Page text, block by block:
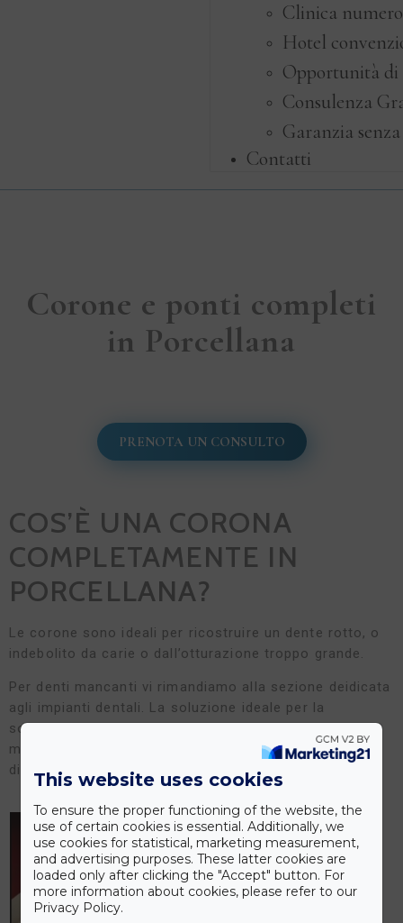
Clinica
Hotel
Opportunità di
Consulenza
Garanzia
Contatti
Corone e ponti completi
in Porcellana
PRENOTA UN CONSULTO
COS’È UNA CORONA
COMPLETAMENTE IN
PORCELLANA?
Le corone sono ideali per ricostruire un dente rotto, o
indebolito da carie o dall’otturazione troppo grande.
Per denti mancanti vi rimandiamo alla sezione deidicata
agli impianti dentali. La soluzione ideale per la
sostituzione di denti mancanti. La corona viene
montato sulla parte rimanente del dente, così il dente
diventa forte ed avrà la forma del dente naturale.
This website uses cookies
To ensure the proper functioning of the website, the
use of certain cookies is essential. Additionally, we
use cookies for statistical, marketing measurement,
and advertising purposes. These latter cookies are
loaded only after clicking the "Accept" button. For
more information about cookies, please refer to our
Privacy Policy.